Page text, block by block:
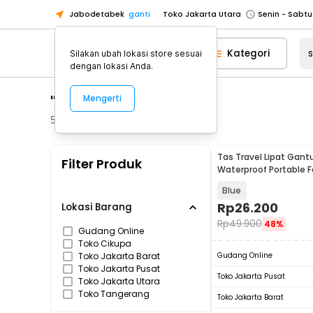
Jabodetabek ganti Toko Jakarta Utara
Toko Tangerang
Toko Cikupa
Pick n Go Jakarta Barat
Senin -
Toko Jakarta Barat
Senin -
Toko Tangerang
Kategori
"shopping bag lipat"
518
Filter Produk
Lokasi Barang
Gudang Online
Toko Cikupa
Toko Jakarta Barat
Toko Jakarta Pusat
Toko Jakarta Utara
Toko Tangerang
Tas Travel Lipat
Waterproof Portable
Blue
Rp26.200
Rp49.900 48%
Gudang Online
Toko Jakarta Pusat
Toko Jakarta Barat
Silakan ubah lokasi store sesuai
dengan lokasi Anda.
Mengerti